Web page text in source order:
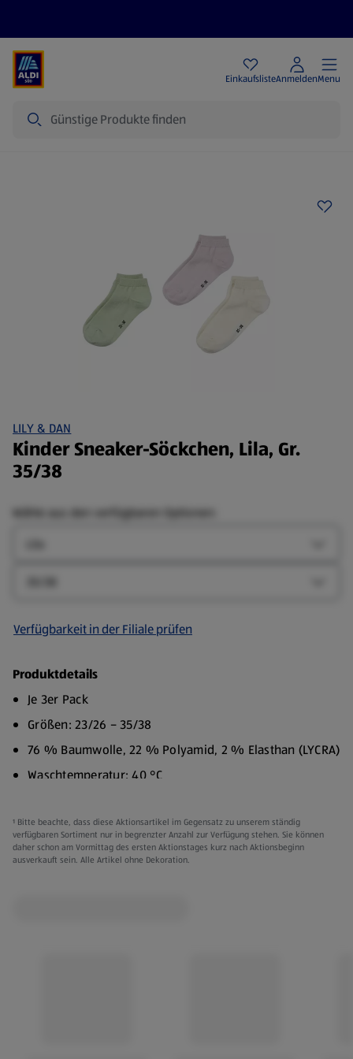
EinkaufslisteAnmeldenMenu
LILY & DAN
Kinder Sneaker-Söckchen, Lila, Gr.
35/38
Wähle aus den verfügbaren Optionen:
Verfügbarkeit in der Filiale prüfen
Produktdetails
Je 3er Pack
Größen: 23/26 – 35/38
76 % Baumwolle, 22 % Polyamid, 2 % Elasthan (LYCRA)
Waschtemperatur: 40 °C
Bügelfähig (niedrige Temperatur)
Verschiedene Farben:
¹ Bitte beachte, dass diese Aktionsartikel im Gegensatz zu unserem ständig
verfügbaren Sortiment nur in begrenzter Anzahl zur Verfügung stehen. Sie können
daher schon am Vormittag des ersten Aktionstages kurz nach Aktionsbeginn
ausverkauft sein. Alle Artikel ohne Dekoration.